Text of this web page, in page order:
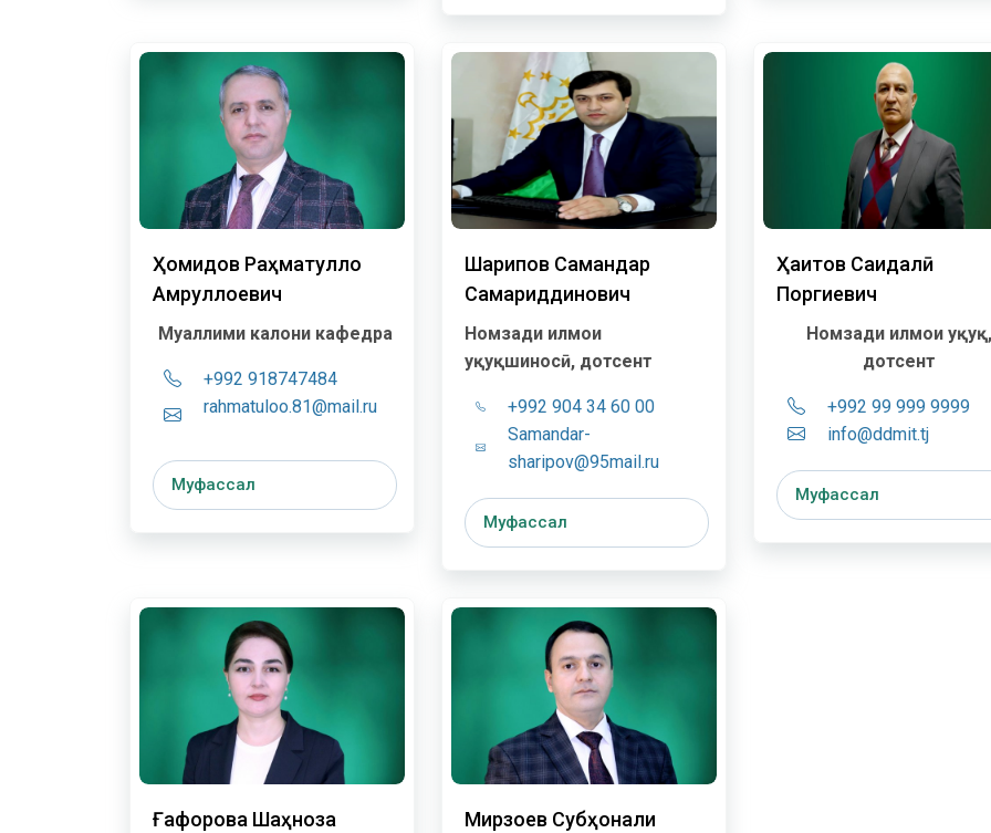
Ҳомидов Раҳматулло
Амруллоевич
Муаллими калони кафедра
+992 918747484
rahmatuloo.81@mail.ru
Муфассал
Шарипов Самандар
Самариддинович
Номзади илмҳои
ҳуқуқшиносӣ, дотсент
+992 904 34 60 00
Samandar-
sharipov@95mail.ru
Муфассал
Ҳаитов Саидалӣ
Поргиевич
Номзади илмҳои ҳуқуқ,
дотсент
+992 99 999 9999
info@ddmit.tj
Муфассал
Ғафорова Шаҳноза
Мирзоев Субҳонали